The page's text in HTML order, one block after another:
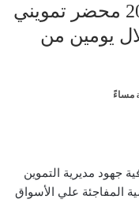
المصدر بأشمون وتحرير 201 محضر تمويني
يومين من
جهود مديرية التموين
المفاجئة علي الأسواق